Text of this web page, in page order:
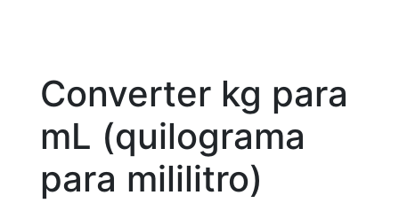
Converter kg para
mL (quilograma
para mililitro)